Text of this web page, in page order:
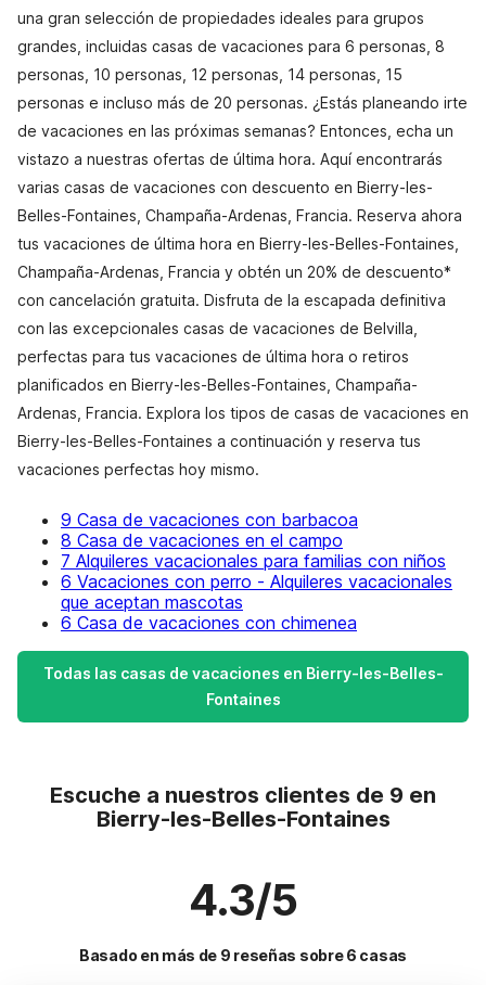
una gran selección de propiedades ideales para grupos
grandes, incluidas casas de vacaciones para 6 personas, 8
personas, 10 personas, 12 personas, 14 personas, 15
personas e incluso más de 20 personas. ¿Estás planeando irte
de vacaciones en las próximas semanas? Entonces, echa un
vistazo a nuestras ofertas de última hora. Aquí encontrarás
varias casas de vacaciones con descuento en Bierry-les-
Belles-Fontaines, Champaña-Ardenas, Francia. Reserva ahora
tus vacaciones de última hora en Bierry-les-Belles-Fontaines,
Champaña-Ardenas, Francia y obtén un 20% de descuento*
con cancelación gratuita. Disfruta de la escapada definitiva
con las excepcionales casas de vacaciones de Belvilla,
perfectas para tus vacaciones de última hora o retiros
planificados en Bierry-les-Belles-Fontaines, Champaña-
Ardenas, Francia. Explora los tipos de casas de vacaciones en
Bierry-les-Belles-Fontaines a continuación y reserva tus
vacaciones perfectas hoy mismo.
9 Casa de vacaciones con barbacoa
8 Casa de vacaciones en el campo
7 Alquileres vacacionales para familias con niños
6 Vacaciones con perro - Alquileres vacacionales
que aceptan mascotas
6 Casa de vacaciones con chimenea
Todas las casas de vacaciones en Bierry-les-Belles-
Fontaines
Escuche a nuestros clientes de 9 en
Bierry-les-Belles-Fontaines
4.3/5
Basado en más de 9 reseñas sobre 6 casas